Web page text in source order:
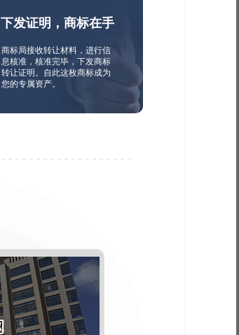
下发证明，商标在手
商标局接收转让材料，进行信
息核准，核准完毕，下发商标
转让证明。自此这枚商标成为
您的专属资产。